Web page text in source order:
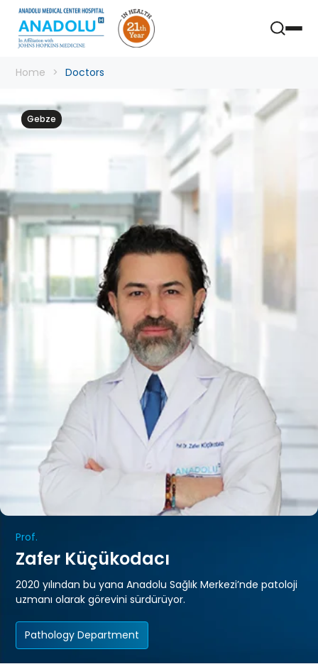
Home Doctors
Gebze
Prof.
Zafer Küçükodacı
2020 yılından bu yana Anadolu Sağlık Merkezi’nde patoloji
uzmanı olarak görevini sürdürüyor.
Pathology Department